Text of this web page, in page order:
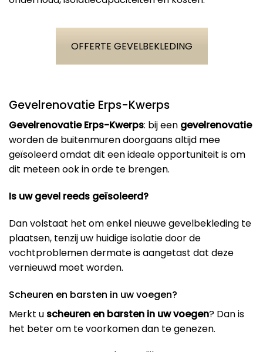
OFFERTE GEVELBEKLEDING
Gevelrenovatie Erps-Kwerps
Gevelrenovatie Erps-Kwerps: bij een gevelrenovatie
worden de buitenmuren doorgaans altijd mee
geïsoleerd omdat dit een ideale opportuniteit is om
dit meteen ook in orde te brengen.
Is uw gevel reeds geïsoleerd?
Dan volstaat het om enkel nieuwe gevelbekleding te
plaatsen, tenzij uw huidige isolatie door de
vochtproblemen dermate is aangetast dat deze
vernieuwd moet worden.
Scheuren en barsten in uw voegen?
Merkt u scheuren en barsten in uw voegen? Dan is
het beter om te voorkomen dan te genezen.